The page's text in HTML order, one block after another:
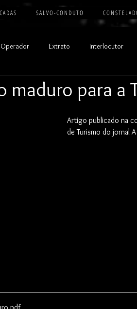
A D A S S A L V O - C O N D U T O C O N S T E L A D
Operador Extrato Interlocutor
maduro para a
Artigo publicado na
de Turismo do jornal